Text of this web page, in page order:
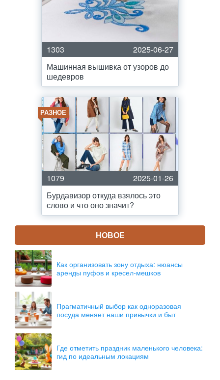
1303
2025-06-27
Машинная вышивка от узоров до
шедевров
РАЗНОЕ
1079
2025-01-26
Бурдавизор откуда взялось это
слово и что оно значит?
НОВОЕ
Как организовать зону отдыха: нюансы
аренды пуфов и кресел-мешков
Прагматичный выбор как одноразовая
посуда меняет наши привычки и быт
Где отметить праздник маленького человека:
гид по идеальным локациям